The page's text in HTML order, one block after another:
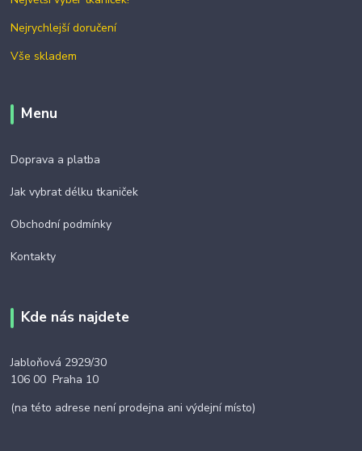
Nejrychlejší doručení
Vše skladem
Menu
Doprava a platba
Jak vybrat délku tkaniček
Obchodní podmínky
Kontakty
Kde nás najdete
Jabloňová 2929/30
106 00 Praha 10
(na této adrese není prodejna ani výdejní místo)